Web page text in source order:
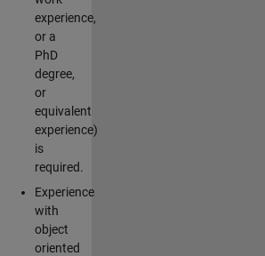
experience,
or a
PhD
degree,
or
equivalent
experience)
is
required.
Experience
with
object
oriented